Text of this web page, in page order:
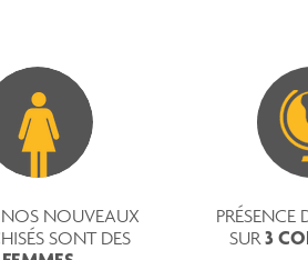
NOS NOUVEAUX
SONT DES
PRÉSENCE
SUR 3